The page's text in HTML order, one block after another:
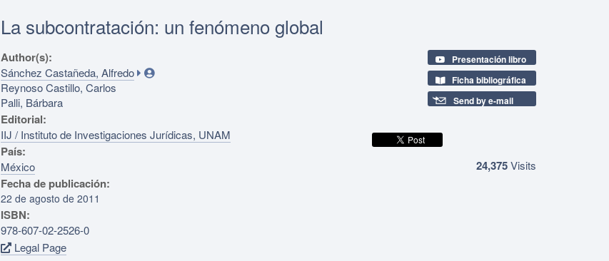
La subcontratación: un fenómeno global
Author(s):
Sánchez Castañeda, Alfredo
Reynoso Castillo, Carlos
Palli, Bárbara
Editorial:
IIJ / Instituto de Investigaciones Jurídicas, UNAM
País:
México
Fecha de publicación:
22 de agosto de 2011
ISBN:
978-607-02-2526-0
Legal Page
Presentación libro
Ficha bibliográfica
Send by e-mail
24,375Visits